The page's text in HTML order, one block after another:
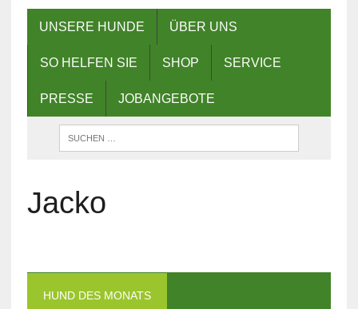
UNSERE HUNDE ÜBER UNS
SO HELFEN SIE SHOP SERVICE
PRESSE JOBANGEBOTE
Jacko
HUND DES MONATS